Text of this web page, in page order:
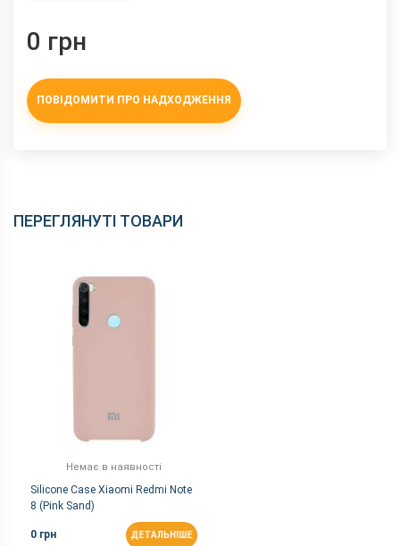
0 грн
ПОВІДОМИТИ ПРО НАДХОДЖЕННЯ
ПЕРЕГЛЯНУТІ ТОВАРИ
Немає в наявності
Silicone Case Xiaomi Redmi Note
8 (Pink Sand)
0 грн ДЕТАЛЬНІШЕ